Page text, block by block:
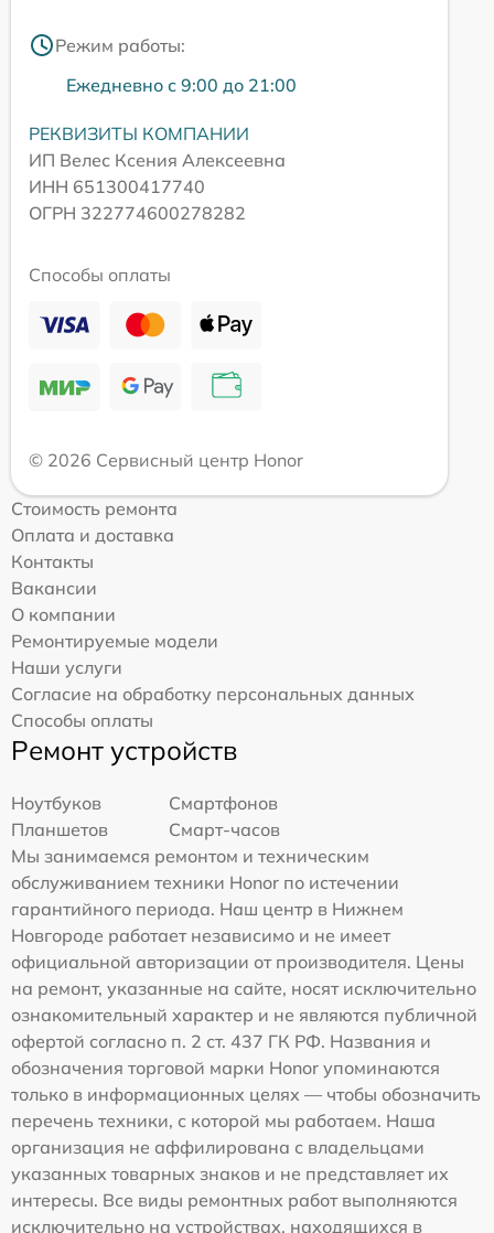
Режим работы:
Ежедневно с 9:00 до 21:00
РЕКВИЗИТЫ КОМПАНИИ
ИП Велес Ксения Алексеевна
ИНН 651300417740
ОГРН 322774600278282
Способы оплаты
© 2026 Сервисный центр Honor
Стоимость ремонта
Оплата и доставка
Контакты
Вакансии
О компании
Ремонтируемые модели
Наши услуги
Согласие на обработку персональных данных
Способы оплаты
Ремонт устройств
Ноутбуков
Смартфонов
Планшетов
Смарт-часов
Мы занимаемся ремонтом и техническим
обслуживанием техники Honor по истечении
гарантийного периода. Наш центр в Нижнем
Новгороде работает независимо и не имеет
официальной авторизации от производителя. Цены
на ремонт, указанные на сайте, носят исключительно
ознакомительный характер и не являются публичной
офертой согласно п. 2 ст. 437 ГК РФ. Названия и
обозначения торговой марки Honor упоминаются
только в информационных целях — чтобы обозначить
перечень техники, с которой мы работаем. Наша
организация не аффилирована с владельцами
указанных товарных знаков и не представляет их
интересы. Все виды ремонтных работ выполняются
исключительно на устройствах, находящихся в